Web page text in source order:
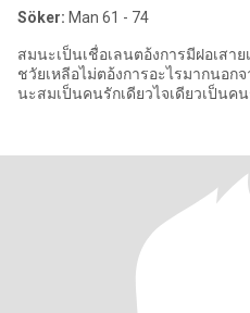
Söker: Man 61 - 74
สมนะเป็นเชื่อเลนตอ้งการมีฝอเสา
ชวัยเหลีอไม่ตอ้งการอะไรมากนอก
นะสมเป็นคนรักเดียวไจเดียวเป็นค